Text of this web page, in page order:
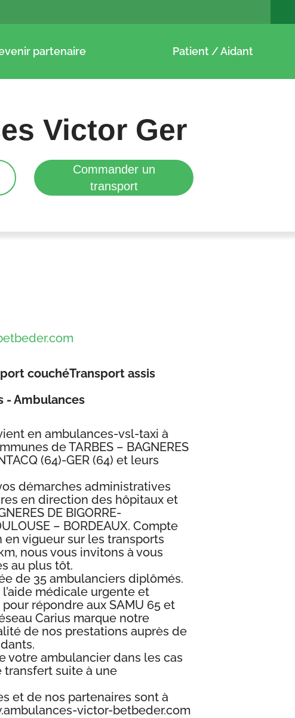
partenaire Patient / Aidant
Victor Ger
Commander un
transport
Transport assis
- Ambulances
en ambulances-vsl-taxi à
de TARBES – BAGNERES
(64)-GER (64) et leurs
démarches administratives
en direction des hôpitaux et
DE BIGORRE-
– BORDEAUX. Compte
vigueur sur les transports
nous vous invitons à vous
au plus tôt.
de 35 ambulanciers diplômés.
médicale urgente et
répondre aux SAMU 65 et
Carius marque notre
de nos prestations auprès de
votre ambulancier dans les cas
suite à une
et de nos partenaires sont à
victor-betbeder.com